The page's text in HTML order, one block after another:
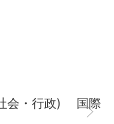
会・行政) 国際